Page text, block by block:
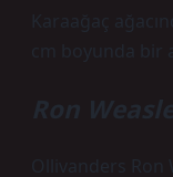
Karaağaç
cm boyunda bir
Ron
Ollivanders Ron